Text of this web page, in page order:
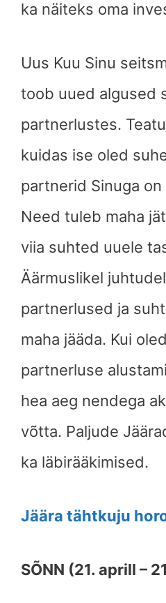
ka näiteks oma
Uus Kuu Sinu
toob uued algused
partnerlustes.
kuidas ise oled
partnerid Sinuga
Need tuleb maha
viia suhted uuele
Äärmuslikel
partnerlused ja
maha jääda. Kui
partnerluse
hea aeg nendega
võtta. Paljude
ka läbirääkimised.
Jäära tähtkuju
SÕNN (21. aprill –